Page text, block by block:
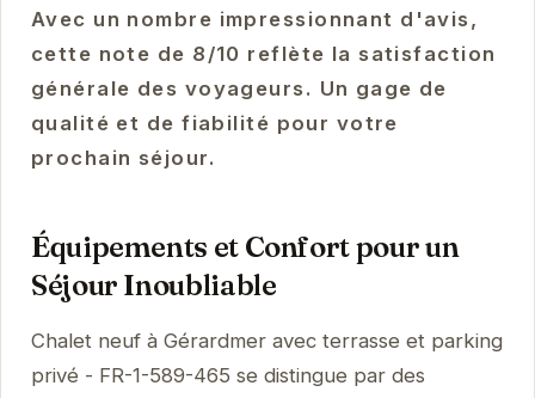
Avec un nombre impressionnant d'avis,
cette note de 8/10 reflète la satisfaction
générale des voyageurs. Un gage de
qualité et de fiabilité pour votre
prochain séjour.
Équipements et Confort pour un
Séjour Inoubliable
Chalet neuf à Gérardmer avec terrasse et parking
privé - FR-1-589-465 se distingue par des